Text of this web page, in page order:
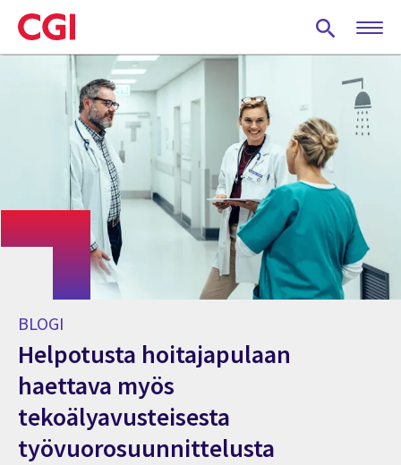
Skip
to
main
BLOGI
Helpotusta hoitajapulaan
haettava myös
tekoälyavusteisesta
työvuorosuunnittelusta